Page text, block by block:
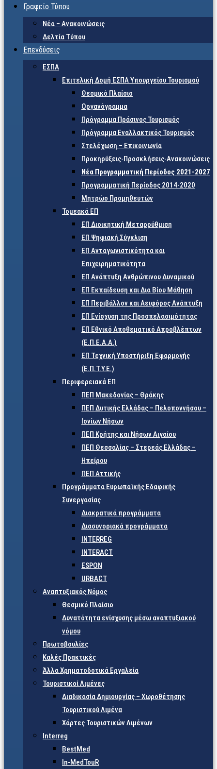
Γραφείο Τύπου
Νέα – Ανακοινώσεις
Δελτία Τύπου
Επενδύσεις
ΕΣΠΑ
Επιτελική Δομή ΕΣΠΑ Υπουργείου Τουρισμού
Θεσμικό Πλαίσιο
Οργανόγραμμα
Πρόγραμμα Πράσινος Τουρισμός
Πρόγραμμα Εναλλακτικός Τουρισμός
Στελέχωση – Επικοινωνία
Προκηρύξεις-Προσκλήσεις-Ανακοινώσεις
Νέα Προγραμματική Περίοδος 2021-2027
Προγραμματική Περίοδος 2014-2020
Μητρώο Προμηθευτών
Τομεακά ΕΠ
ΕΠ Διοικητική Μεταρρύθμιση
ΕΠ Ψηφιακή Σύγκλιση
ΕΠ Ανταγωνιστικότητα και
Επιχειρηματικότητα
ΕΠ Ανάπτυξη Ανθρώπινου Δυναμικού
ΕΠ Εκπαίδευση και Δια Βίου Μάθηση
ΕΠ Περιβάλλον και Αειφόρος Ανάπτυξη
ΕΠ Ενίσχυση της Προσπελασιμότητας
ΕΠ Εθνικό Αποθεματικό Απροβλέπτων
(Ε.Π.Ε.Α.Α.)
ΕΠ Τεχνική Υποστήριξη Εφαρμογής
(Ε.Π.Τ.Υ.Ε.)
Περιφερειακά ΕΠ
ΠΕΠ Μακεδονίας – Θράκης
ΠΕΠ Δυτικής Ελλάδας – Πελοποννήσου –
Ιονίων Νήσων
ΠΕΠ Κρήτης και Νήσων Αιγαίου
ΠΕΠ Θεσσαλίας – Στερεάς Ελλάδας –
Ηπείρου
ΠΕΠ Αττικής
Προγράμματα Ευρωπαϊκής Εδαφικής
Συνεργασίας
Διακρατικά προγράμματα
Διασυνοριακά προγράμματα
INTERREG
INTERACT
ESPON
URBACT
Αναπτυξιακός Νόμος
Θεσμικό Πλαίσιο
Δυνατότητα ενίσχυσης μέσω αναπτυξιακού
νόμου
Πρωτοβουλίες
Καλές Πρακτικές
Άλλα Χρηματοδοτικά Εργαλεία
Τουριστικοί Λιμένες
Διαδικασία Δημιουργίας – Χωροθέτησης
Τουριστικού Λιμένα
Χάρτες Τουριστικών Λιμένων
Interreg
BestMed
In-MedTouR